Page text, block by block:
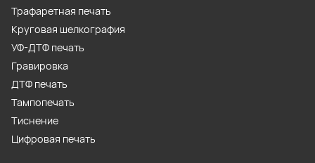
Трафаретная печать
Круговая шелкография
УФ-ДТФ печать
Гравировка
ДТФ печать
Тампопечать
Тиснение
Цифровая печать